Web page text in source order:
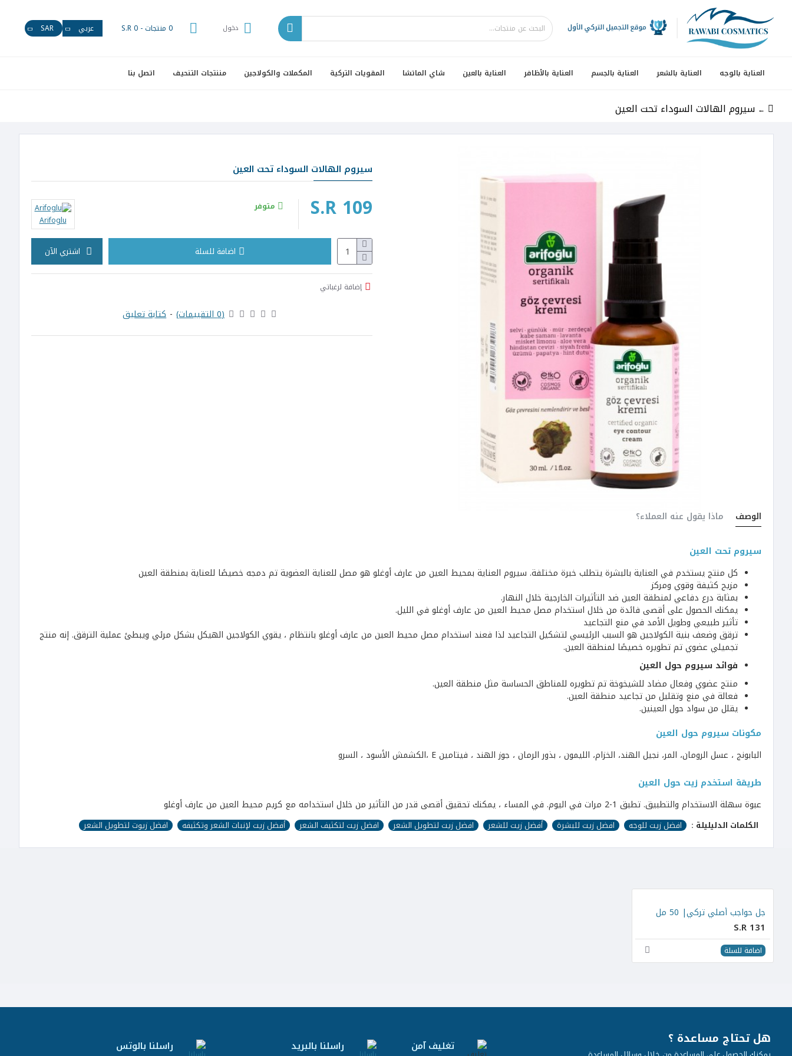
دخول 0 منتجات - S.R 0 عربي SAR
العناية بالوجه العناية بالشعر العناية بالجسم العناية بالأظافر العناية بالعين شاي الماتشا المقويات التركية المكملات والكولاجين مننتجات التنحيف اتصل بنا
سيروم الهالات السوداء تحت العين
سيروم الهالات السوداء تحت العين
(0 التقييمات) - كتابة تعليق
S.R 109
متوفر
Arifoglu
اضافة للسلة اشتري الآن
إضافة لرغباتي
الوصف ماذا يقول عنه العملاء؟
سيروم تحت العين
كل منتج يستخدم في العناية بالبشرة يتطلب خبرة مختلفة. سيروم العناية بمحيط العين من عارف أوغلو هو مصل للعناية العضوية تم دمجه خصيصًا للعناية بمنطقة العين
مزيح كثيفة وقوي ومركز
بمثابة درع دفاعي لمنطقة العين ضد التأثيرات الخارجية خلال النهار.
يمكنك الحصول على أقصى فائدة من خلال استخدام مصل محيط العين من عارف أوغلو في الليل.
تأثير طبيعي وطويل الأمد في منع التجاعيد
ترقق وضعف بنية الكولاجين هو السبب الرئيسي لتشكيل التجاعيد لذا فعند استخدام مصل محيط العين من عارف أوغلو بانتظام ، يقوي الكولاجين الهيكل بشكل مرئي ويبطئ عملية الترقق. إنه منتج
تجميلي عضوي تم تطويره خصيصًا لمنطقة العين.
فوائد سيروم حول العين
منتج عضوي وفعال مضاد للشيخوخة تم تطويره للمناطق الحساسة مثل منطقة العين.
فعالة في منع وتقليل من تجاعيد منطقة العين.
يقلل من سواد حول العينين.
مكونات سيروم حول العين
البابونج ، عسل الرومان، المر، نجيل الهند، الخزام، الليمون ، بذور الرمان ، جوز الهند ، فيتامين E ،الكشمش الأسود ، السرو
طريقة استخدم زيت حول العين
عبوة سهلة الاستخدام والتطبيق. تطبق 1-2 مرات في اليوم. في المساء ، يمكنك تحقيق أقصى قدر من التأثير من خلال استخدامه مع كريم محيط العين من عارف أوغلو
الكلمات الدليليلة : افضل زيت للوجه افضل زيت للبشرة أفضل زيت للشعر افضل زيت لتطويل الشعر افضل زيت لتكثيف الشعر أفضل زيت لإنبات الشعر وتكثيفه افضل زيوت لتطويل الشعر
جل حواجب أصلي تركي| 50 مل
S.R 131
اضافة للسلة
هل تحتاج مساعدة ؟ تغليف آمن راسلنا بالبريد راسلنا بالوتس